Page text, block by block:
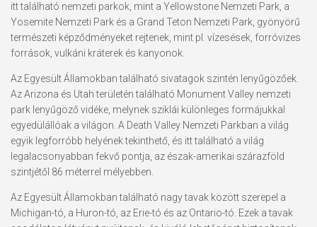
itt található nemzeti parkok, mint a Yellowstone Nemzeti Park, a
Yosemite Nemzeti Park és a Grand Teton Nemzeti Park, gyönyörű
természeti képződményeket rejtenek, mint pl. vízesések, forróvizes
források, vulkáni kráterek és kanyonok.
Az Egyesült Államokban található sivatagok szintén lenyűgözőek.
Az Arizona és Utah területén található Monument Valley nemzeti
park lenyűgöző vidéke, melynek sziklái különleges formájukkal
egyedülállóak a világon. A Death Valley Nemzeti Parkban a világ
egyik legforróbb helyének tekinthető, és itt található a világ
legalacsonyabban fekvő pontja, az észak-amerikai szárazföld
szintjétől 86 méterrel mélyebben.
Az Egyesült Államokban található nagy tavak között szerepel a
Michigan-tó, a Huron-tó, az Erie-tó és az Ontario-tó. Ezek a tavak